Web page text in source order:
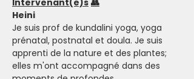
Intervenant(e)s 👥
Heini
Je suis prof de kundalini yoga, yoga
prénatal, postnatal et doula. Je suis
apprenti de la nature et des plantes;
elles m'ont accompagné dans des